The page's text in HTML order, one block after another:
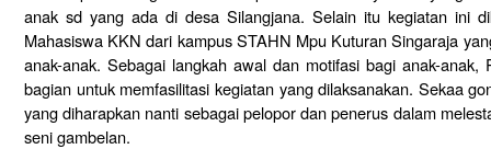
anak sd yang ada di desa Silangjana. Selain itu kegiatan ini
Mahasiswa KKN dari kampus STAHN Mpu Kuturan Singaraja
anak-anak. Sebagai langkah awal dan motifasi bagi anak-
bagian untuk memfasilitasi kegiatan yang dilaksanakan. Sekaa
yang diharapkan nanti sebagai pelopor dan penerus dalam
seni gambelan.